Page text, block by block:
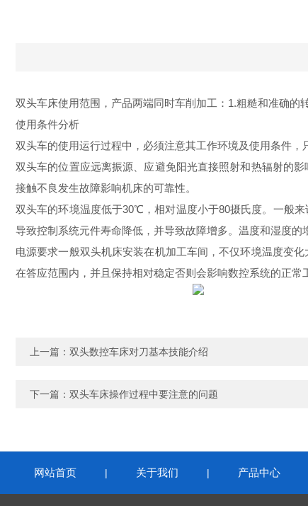
双头车床使用范围， 产品两端同时车削加工：1.粗糙和准确的
使用条件分析
双头车的使用运行过程中，必须注意其工作环境及使用条件
双头车的位置应远离振源、应避免阳光直接照射和热辐射的
接触不良发生故障影响机床的可靠性。
双头车的环境温度低于30℃，相对温度小于80摄氏度。一般
导致控制系统元件寿命降低，并导致故障增多。温度和湿度的
电源要求一般双头机床安装在机加工车间，不仅环境温度变
在答应范围内，并且保持相对稳定否则会影响数控系统的正常
上一篇： 双头数控车床对刀基本技能介绍
下一篇： 双头车床操作过程中要注意的问题
网站首页 | 关于我们 | 产品中心